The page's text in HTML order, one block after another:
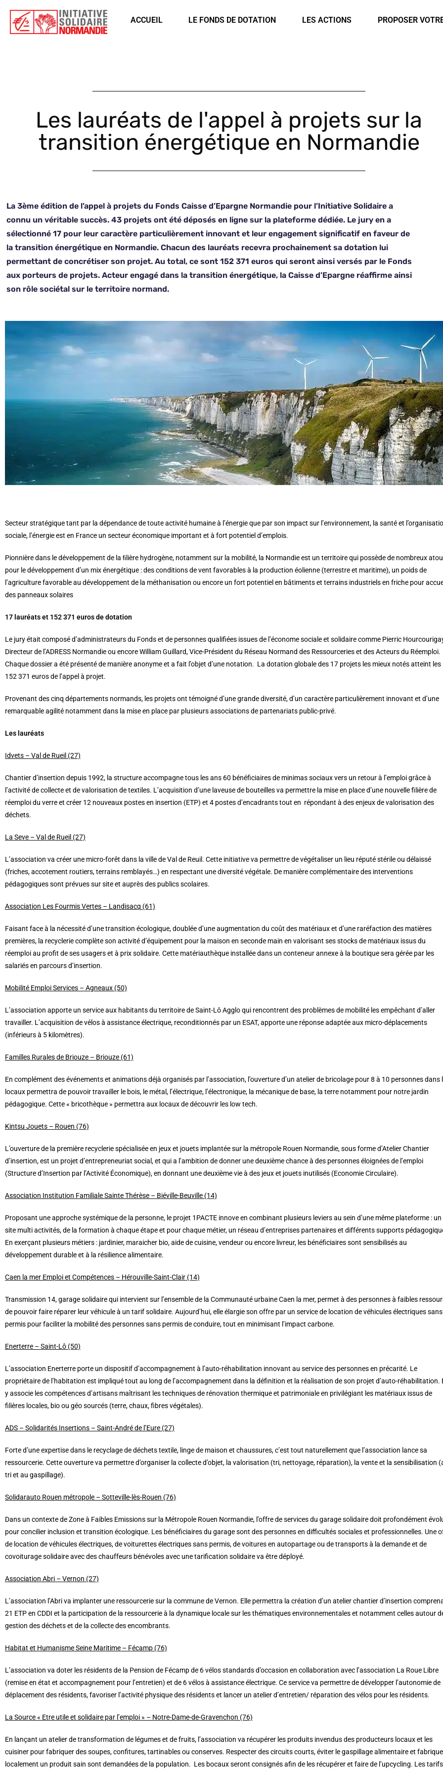
ACCUEIL LE FONDS DE DOTATION LES ACTIONS PROPOSER
Les lauréats de l'appel à projets sur la
transition énergétique en Normandie
La 3ème édition de l’appel à projets du Fonds Caisse d’Epargne Normandie pour l’Initiative Solidaire a
connu un véritable succès. 43 projets ont été déposés en ligne sur la plateforme dédiée. Le jury en a
sélectionné 17 pour leur caractère particulièrement innovant et leur engagement significatif en faveur de
la transition énergétique en Normandie. Chacun des lauréats recevra prochainement sa dotation lui
permettant de concrétiser son projet. Au total, ce sont 152 371 euros qui seront ainsi versés par le Fonds
aux porteurs de projets. Acteur engagé dans la transition énergétique, la Caisse d’Epargne réaffirme ainsi
son rôle sociétal sur le territoire normand.
Secteur stratégique tant par la dépendance de toute activité humaine à l’énergie que par son impact sur l’environnement, la santé et
sociale, l’énergie est en France un secteur économique important et à fort potentiel d’emplois.
Pionnière dans le développement de la ﬁlière hydrogène, notamment sur la mobilité, la Normandie est un territoire qui possède de nombreux
pour le développement d’un mix énergétique : des conditions de vent favorables à la production éolienne (terrestre et maritime), un poids de
l’agriculture favorable au développement de la méthanisation ou encore un fort potentiel en bâtiments et terrains industriels en friche pour
des panneaux solaires
17 lauréats et 152 371 euros de dotation
Le jury était composé d’administrateurs du Fonds et de personnes qualifiées issues de l’économe sociale et solidaire comme Pierric
Directeur de l’ADRESS Normandie ou encore William Guillard, Vice-Président du Réseau Normand des Ressourceries et des Acteurs du Réemploi.
Chaque dossier a été présenté de manière anonyme et a fait l’objet d’une notation. La dotation globale des 17 projets les mieux notés atteint les
152 371 euros de l’appel à projet.
Provenant des cinq départements normands, les projets ont témoigné d’une grande diversité, d’un caractère particulièrement innovant et d’une
remarquable agilité notamment dans la mise en place par plusieurs associations de partenariats public-privé.
Les lauréats
Idvets – Val de Rueil (27)
Chantier d’insertion depuis 1992, la structure accompagne tous les ans 60 bénéficiaires de minimas sociaux vers un retour à l’emploi grâce à
l’activité de collecte et de valorisation de textiles. L’acquisition d’une laveuse de bouteilles va permettre la mise en place d’une nouvelle filière de
réemploi du verre et créer 12 nouveaux postes en insertion (ETP) et 4 postes d’encadrants tout en répondant à des enjeux de valorisation des
déchets.
La Seve – Val de Rueil (27)
L’association va créer une micro-forêt dans la ville de Val de Reuil. Cette initiative va permettre de végétaliser un lieu réputé stérile ou délaissé
(friches, accotement routiers, terrains remblayés…) en respectant une diversité végétale. De manière complémentaire des interventions
pédagogiques sont prévues sur site et auprès des publics scolaires.
Association Les Fourmis Vertes – Landisacq (61)
Faisant face à la nécessité d’une transition écologique, doublée d’une augmentation du coût des matériaux et d’une raréfaction des matières
premières, la recyclerie complète son activité d’équipement pour la maison en seconde main en valorisant ses stocks de matériaux issus du
réemploi au profit de ses usagers et à prix solidaire. Cette matériauthèque installée dans un conteneur annexe à la boutique sera gérée par les
salariés en parcours d’insertion.
Mobilité Emploi Services – Agneaux (50)
L’association apporte un service aux habitants du territoire de Saint-Lô Agglo qui rencontrent des problèmes de mobilité les empêchant d’aller
travailler. L’acquisition de vélos à assistance électrique, reconditionnés par un ESAT, apporte une réponse adaptée aux micro-déplacements
(inférieurs à 5 kilomètres).
Familles Rurales de Briouze – Briouze (61)
En complément des événements et animations déjà organisés par l’association, l’ouverture d’un atelier de bricolage pour 8 à 10 personnes dans
locaux permettra de pouvoir travailler le bois, le métal, l’électrique, l’électronique, la mécanique de base, la terre notamment pour notre jardin
pédagogique. Cette « bricothèque » permettra aux locaux de découvrir les low tech.
Kintsu Jouets – Rouen (76)
L’ouverture de la première recyclerie spécialisée en jeux et jouets implantée sur la métropole Rouen Normandie, sous forme d’Atelier Chantier
d’insertion, est un projet d’entrepreneuriat social, et qui a l’ambition de donner une deuxième chance à des personnes éloignées de l’emploi
(Structure d’Insertion par l’Activité Économique), en donnant une deuxième vie à des jeux et jouets inutilisés (Economie Circulaire).
Association Institution Familiale Sainte Thérèse – Biéville-Beuville (14)
Proposant une approche systémique de la personne, le projet 1PACTE innove en combinant plusieurs leviers au sein d’une même plateforme : un
site multi activités, de la formation à chaque étape et pour chaque métier, un réseau d’entreprises partenaires et différents supports
En exerçant plusieurs métiers : jardinier, maraicher bio, aide de cuisine, vendeur ou encore livreur, les bénéficiaires sont sensibilisés au
développement durable et à la résilience alimentaire.
Caen la mer Emploi et Compétences – Hérouville-Saint-Clair (14)
Transmission 14, garage solidaire qui intervient sur l’ensemble de la Communauté urbaine Caen la mer, permet à des personnes à faibles
de pouvoir faire réparer leur véhicule à un tarif solidaire. Aujourd’hui, elle élargie son offre par un service de location de véhicules électriques sans
permis pour faciliter la mobilité des personnes sans permis de conduire, tout en minimisant l’impact carbone.
Enerterre – Saint-Lô (50)
L’association Enerterre porte un dispositif d’accompagnement à l’auto-réhabilitation innovant au service des personnes en précarité. Le
propriétaire de l’habitation est impliqué tout au long de l’accompagnement dans la définition et la réalisation de son projet d’auto-réhabilitation.
y associe les compétences d’artisans maîtrisant les techniques de rénovation thermique et patrimoniale en privilégiant les matériaux issus de
filières locales, bio ou géo sourcés (terre, chaux, fibres végétales).
ADS – Solidarités Insertions – Saint-André de l’Eure (27)
Forte d’une expertise dans le recyclage de déchets textile, linge de maison et chaussures, c’est tout naturellement que l’association lance sa
ressourcerie. Cette ouverture va permettre d’organiser la collecte d’objet, la valorisation (tri, nettoyage, réparation), la vente et la sensibilisation
tri et au gaspillage).
Solidarauto Rouen métropole – Sotteville-lès-Rouen (76)
Dans un contexte de Zone à Faibles Emissions sur la Métropole Rouen Normandie, l’offre de services du garage solidaire doit profondément
pour concilier inclusion et transition écologique. Les bénéficiaires du garage sont des personnes en difficultés sociales et professionnelles. Une
de location de véhicules électriques, de voiturettes électriques sans permis, de voitures en autopartage ou de transports à la demande et de
covoiturage solidaire avec des chauffeurs bénévoles avec une tarification solidaire va être déployé.
Association Abri – Vernon (27)
L’association l’Abri va implanter une ressourcerie sur la commune de Vernon. Elle permettra la création d’un atelier chantier d’insertion
21 ETP en CDDI et la participation de la ressourcerie à la dynamique locale sur les thématiques environnementales et notamment celles autour
gestion des déchets et de la collecte des encombrants.
Habitat et Humanisme Seine Maritime – Fécamp (76)
L’association va doter les résidents de la Pension de Fécamp de 6 vélos standards d’occasion en collaboration avec l’association La Roue Libre
(remise en état et accompagnement pour l’entretien) et de 6 vélos à assistance électrique. Ce service va permettre de développer l’autonomie de
déplacement des résidents, favoriser l’activité physique des résidents et lancer un atelier d’entretien/ réparation des vélos pour les résidents.
La Source « Etre utile et solidaire par l’emploi » – Notre-Dame-de-Gravenchon (76)
En lançant un atelier de transformation de légumes et de fruits, l’association va récupérer les produits invendus des producteurs locaux et les
cuisiner pour fabriquer des soupes, confitures, tartinables ou conserves. Respecter des circuits courts, éviter le gaspillage alimentaire et
localement un produit sain sont demandées de la population. Les bocaux seront consignés afin de les récupérer et faire de l’upcycling. Les tarifs